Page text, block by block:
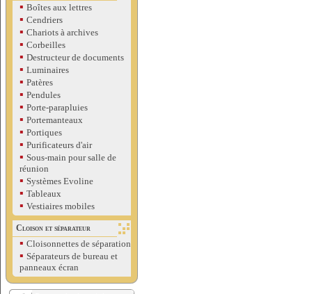
▪ Boîtes aux lettres
▪ Cendriers
▪ Chariots à archives
▪ Corbeilles
▪ Destructeur de documents
▪ Luminaires
▪ Patères
▪ Pendules
▪ Porte-parapluies
▪ Portemanteaux
▪ Portiques
▪ Purificateurs d'air
▪ Sous-main pour salle de
réunion
▪ Systèmes Evoline
▪ Tableaux
▪ Vestiaires mobiles
Cloison et séparateur
▪ Cloisonnettes de séparation
▪ Séparateurs de bureau et
panneaux écran